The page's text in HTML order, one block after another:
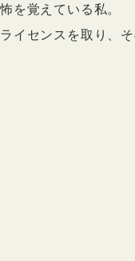
を覚えている私。
イセンスを取り、